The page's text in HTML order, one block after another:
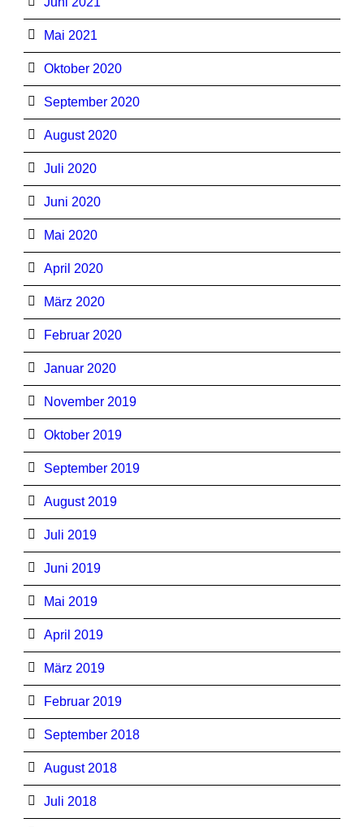
Mai 2021
Oktober 2020
September 2020
August 2020
Juli 2020
Juni 2020
Mai 2020
April 2020
März 2020
Februar 2020
Januar 2020
November 2019
Oktober 2019
September 2019
August 2019
Juli 2019
Juni 2019
Mai 2019
April 2019
März 2019
Februar 2019
September 2018
August 2018
Juli 2018